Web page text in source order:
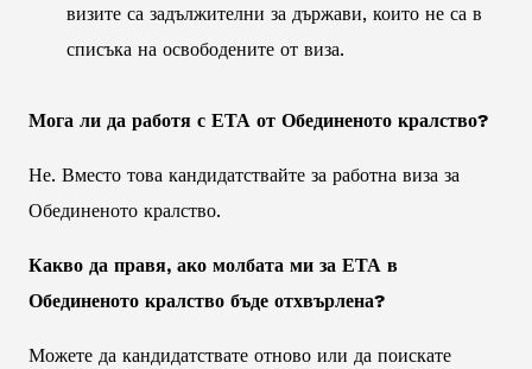
визите са задължителни за държави, които не са в
списъка на освободените от виза.
Мога ли да работя с ЕТА от Обединеното кралство?
Не. Вместо това кандидатствайте за работна виза за
Обединеното кралство.
Какво да правя, ако молбата ми за ЕТА в
Обединеното кралство бъде отхвърлена?
Можете да кандидатствате отново или да поискате